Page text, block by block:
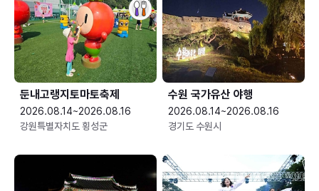
둔내고랭지토마토축제
2026.08.14~2026.08.16
강원특별자치도 횡성군
수원 국가유산 야행
2026.08.14~2026.08.16
경기도 수원시